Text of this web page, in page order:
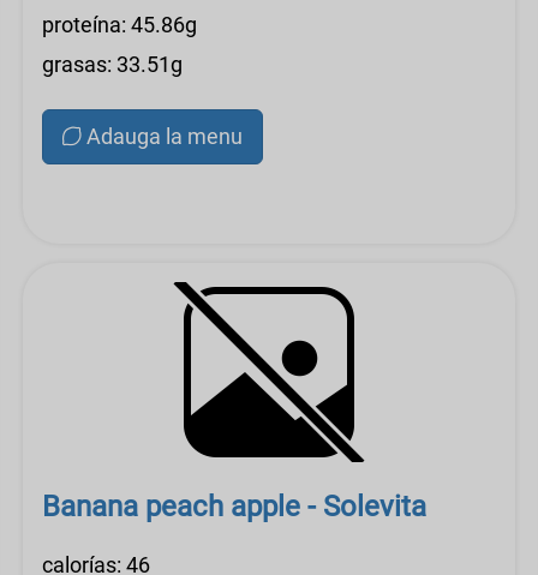
proteína: 45.86g
grasas: 33.51g
Adauga la menu
Banana peach apple - Solevita
calorías: 46